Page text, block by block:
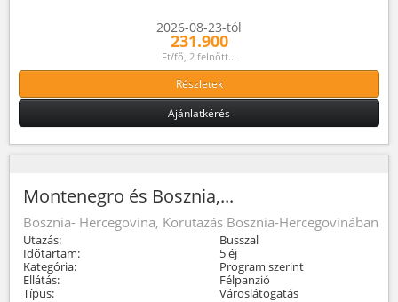
2026-08-23-tól
231.900
Ft/fő, 2 felnőtt...
Részletek
Ajánlatkérés
Montenegro és Bosznia,...
Bosznia- Hercegovina, Körutazás Bosznia-Hercegovinában
Utazás:
Busszal
Időtartam:
5 éj
Kategória:
Program szerint
Ellátás:
Félpanzió
Típus:
Városlátogatás